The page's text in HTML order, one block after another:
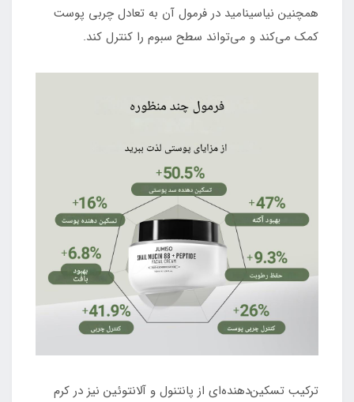
همچنین نیاسینامید در فرمول آن به تعادل چربی پوست
کمک می‌کند و می‌تواند سطح سبوم را کنترل کند.
ترکیب تسکین‌دهنده‌ای از پانتنول و آلانتوئین نیز در کرم